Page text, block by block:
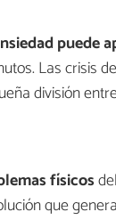
puede
Las crisis
división
físicos
que